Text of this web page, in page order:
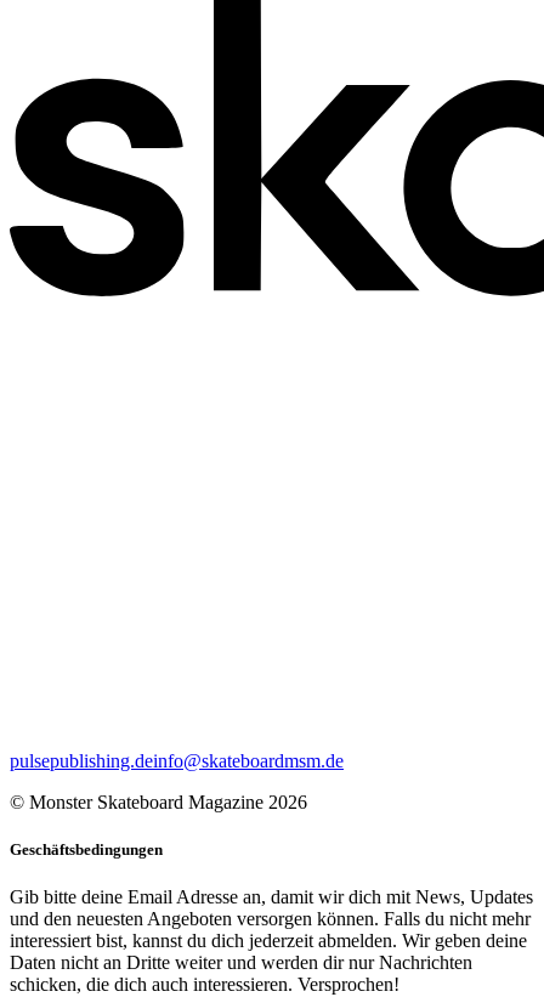
pulsepublishing.deinfo@skateboardmsm.de
© Monster Skateboard Magazine 2026
Geschäftsbedingungen
Gib bitte deine Email Adresse an, damit wir dich mit News, Updates
und den neuesten Angeboten versorgen können. Falls du nicht mehr
interessiert bist, kannst du dich jederzeit abmelden. Wir geben deine
Daten nicht an Dritte weiter und werden dir nur Nachrichten
schicken, die dich auch interessieren. Versprochen!